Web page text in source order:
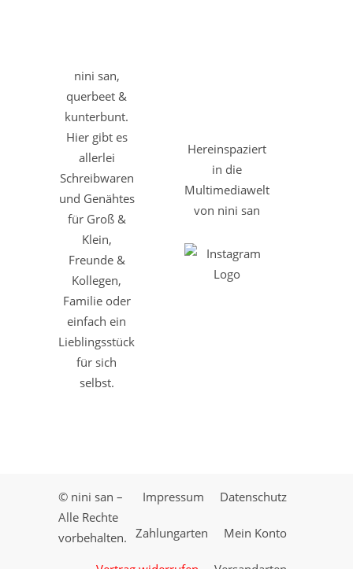
nini san,
querbeet &
kunterbunt.
Hier gibt es
allerlei
Schreibwaren
und Genähtes
für Groß &
Klein,
Freunde &
Kollegen,
Familie oder
einfach ein
Lieblingsstück
für sich
selbst.
Hereinspaziert
in die
Multimediawelt
von nini san
Datenschutz
Impressum
Mein Konto
Zahlungarten
© nini san –
Alle Rechte
vorbehalten.